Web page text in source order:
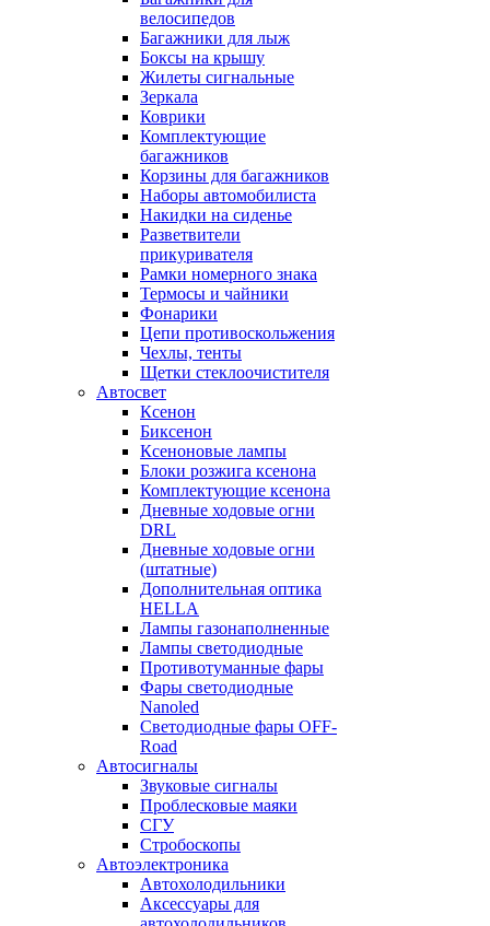
велосипедов
Багажники для лыж
Боксы на крышу
Жилеты сигнальные
Зеркала
Коврики
Комплектующие
багажников
Корзины для багажников
Наборы автомобилиста
Накидки на сиденье
Разветвители
прикуривателя
Рамки номерного знака
Термосы и чайники
Фонарики
Цепи противоскольжения
Чехлы, тенты
Щетки стеклоочистителя
Автосвет
Ксенон
Биксенон
Ксеноновые лампы
Блоки розжига ксенона
Комплектующие ксенона
Дневные ходовые огни
DRL
Дневные ходовые огни
(штатные)
Дополнительная оптика
HELLA
Лампы газонаполненные
Лампы светодиодные
Противотуманные фары
Фары светодиодные
Nanoled
Светодиодные фары OFF-
Road
Автосигналы
Звуковые сигналы
Проблесковые маяки
СГУ
Стробоскопы
Автоэлектроника
Автохолодильники
Аксессуары для